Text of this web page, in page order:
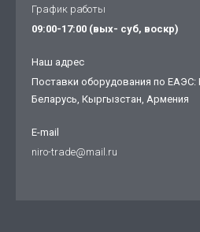
График работы
09:00-17:00 (вых- суб, воскр)
Наш адрес
Поставки оборудования по ЕАЭС:
Беларусь, Кыргызстан, Армения
E-mail
niro-trade@mail.ru